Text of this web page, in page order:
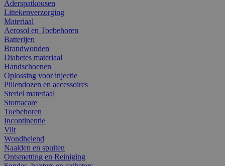
Aderspatkousen
Littekenverzorging
Materiaal
Aerosol en Toebehoren
Batterijen
Brandwonden
Diabetes materiaal
Handschoenen
Oplossing voor injectie
Pillendozen en accessoires
Steriel materiaal
Stomacare
Toebehoren
Incontinentie
Vilt
Wondhelend
Naalden en spuiten
Ontsmetting en Reiniging